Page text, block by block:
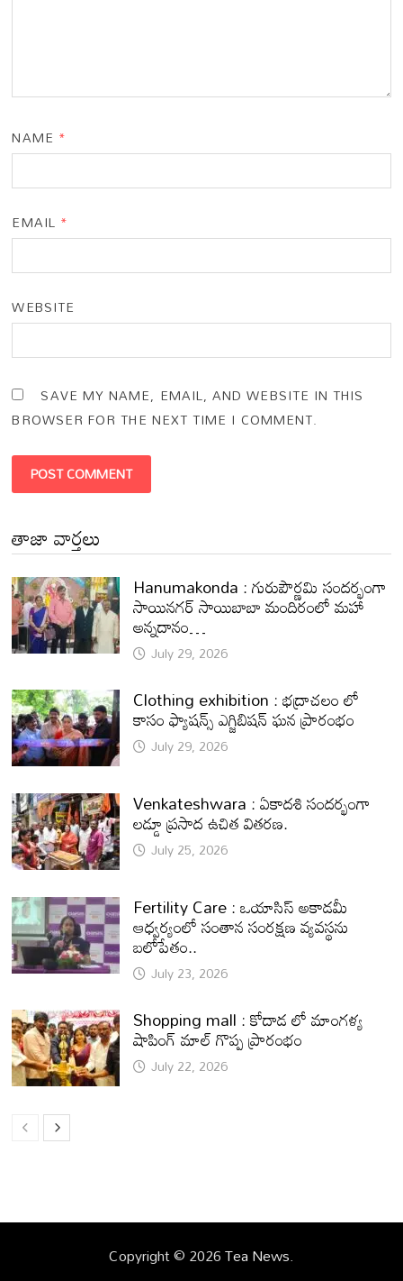
NAME *
EMAIL *
WEBSITE
SAVE MY NAME, EMAIL, AND WEBSITE IN THIS
BROWSER FOR THE NEXT TIME I COMMENT.
తాజా వార్తలు
Hanumakonda : గురుపౌర్ణమి సందర్భంగా
సాయినగర్‌ సాయిబాబా మందిరంలో మహా
అన్నదానం…
July 29, 2026
Clothing exhibition : భద్రాచలం లో
కాసం ఫ్యాషన్స్ ఎగ్జిబిషన్ ఘన ప్రారంభం
July 29, 2026
Venkateshwara : ఏకాదశి సందర్భంగా
లడ్డూ ప్రసాద ఉచిత వితరణ.
July 25, 2026
Fertility Care : ఒయాసిస్ అకాడమీ
ఆధ్వర్యంలో సంతాన సంరక్షణ వ్యవస్థను
బలోపేతం..
July 23, 2026
Shopping mall : కోదాడ లో మాంగళ్య
షాపింగ్ మాల్ గొప్ప ప్రారంభం
July 22, 2026
Copyright © 2026Tea News.